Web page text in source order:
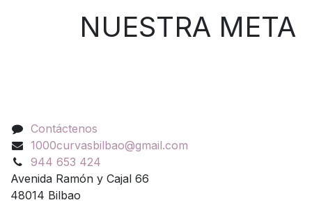
NUESTRA META
Contáctenos
1000curvasbilbao@gmail.com
944 653 424
Avenida Ramón y Cajal 66
48014 Bilbao